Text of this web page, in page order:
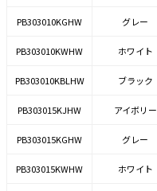
PB303010KGHW グレー
PB303010KWHW ホワイト
PB303010KBLHW ブラック
PB303015KJHW アイボリー
PB303015KGHW グレー
PB303015KWHW ホワイト